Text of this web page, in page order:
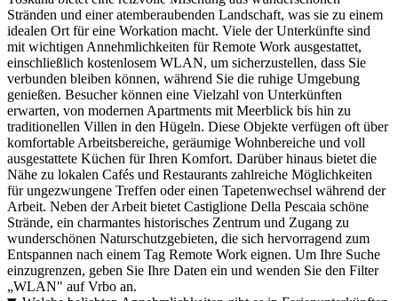
Stränden und einer atemberaubenden Landschaft, was sie zu einem
idealen Ort für eine Workation macht. Viele der Unterkünfte sind
mit wichtigen Annehmlichkeiten für Remote Work ausgestattet,
einschließlich kostenlosem WLAN, um sicherzustellen, dass Sie
verbunden bleiben können, während Sie die ruhige Umgebung
genießen. Besucher können eine Vielzahl von Unterkünften
erwarten, von modernen Apartments mit Meerblick bis hin zu
traditionellen Villen in den Hügeln. Diese Objekte verfügen oft über
komfortable Arbeitsbereiche, geräumige Wohnbereiche und voll
ausgestattete Küchen für Ihren Komfort. Darüber hinaus bietet die
Nähe zu lokalen Cafés und Restaurants zahlreiche Möglichkeiten
für ungezwungene Treffen oder einen Tapetenwechsel während der
Arbeit. Neben der Arbeit bietet Castiglione Della Pescaia schöne
Strände, ein charmantes historisches Zentrum und Zugang zu
wunderschönen Naturschutzgebieten, die sich hervorragend zum
Entspannen nach einem Tag Remote Work eignen. Um Ihre Suche
einzugrenzen, geben Sie Ihre Daten ein und wenden Sie den Filter
„WLAN" auf Vrbo an.